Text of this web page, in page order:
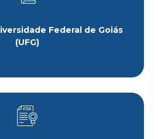
Federal de Goiás
(UFG)